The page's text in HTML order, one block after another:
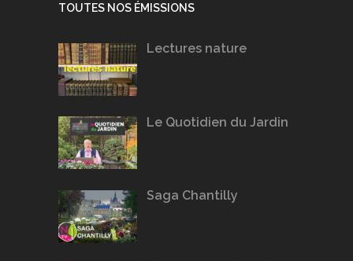
TOUTES NOS ÉMISSIONS
Lectures nature
Le Quotidien du Jardin
Saga Chantilly